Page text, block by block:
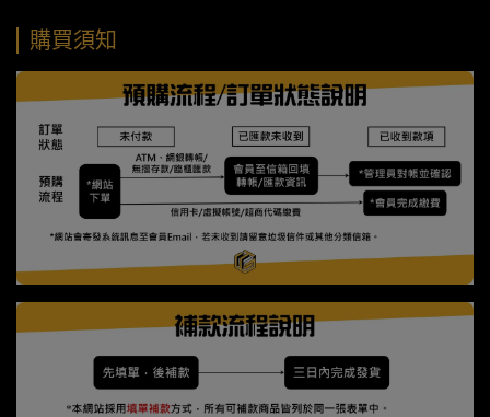
購買須知